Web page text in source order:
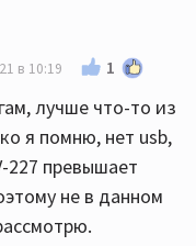
в 10:19 1
лучше что-то из
я помню, нет usb,
227 превышает
не в данном